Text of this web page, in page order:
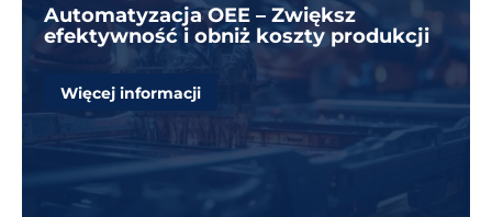
Automatyzacja OEE – Zwiększ
efektywność i obniż koszty produkcji
Więcej informacji